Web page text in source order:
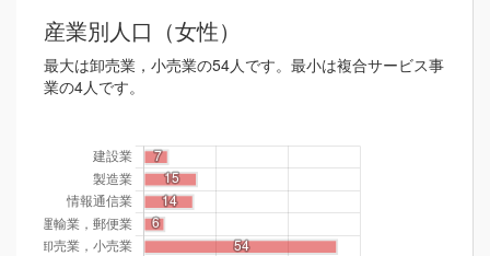
産業別人口（女性）
最大は卸売業，小売業の54人です。最小は複合サービス事
業の4人です。